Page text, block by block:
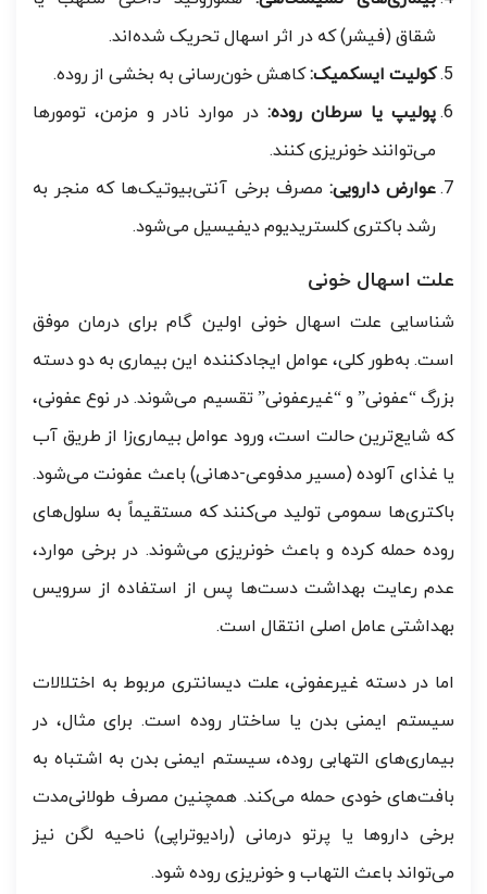
شقاق (فیشر) که در اثر اسهال تحریک شده‌اند.
کولیت ایسکمیک:کاهش خون‌رسانی به بخشی از روده.
پولیپ یا سرطان روده: در موارد نادر و مزمن، تومورها
می‌توانند خونریزی کنند.
عوارض دارویی: مصرف برخی آنتی‌بیوتیک‌ها که منجر به
رشد باکتری کلستریدیوم دیفیسیل می‌شود.
علت اسهال خونی
شناسایی علت اسهال خونی اولین گام برای درمان موفق
است. به‌طور کلی، عوامل ایجادکننده این بیماری به دو دسته
بزرگ “عفونی” و “غیرعفونی” تقسیم می‌شوند. در نوع عفونی،
که شایع‌ترین حالت است، ورود عوامل بیماری‌زا از طریق آب
یا غذای آلوده (مسیر مدفوعی-دهانی) باعث عفونت می‌شود.
باکتری‌ها سمومی تولید می‌کنند که مستقیماً به سلول‌های
روده حمله کرده و باعث خونریزی می‌شوند. در برخی موارد،
عدم رعایت بهداشت دست‌ها پس از استفاده از سرویس
بهداشتی عامل اصلی انتقال است.
اما در دسته غیرعفونی، علت دیسانتری مربوط به اختلالات
سیستم ایمنی بدن یا ساختار روده است. برای مثال، در
بیماری‌های التهابی روده، سیستم ایمنی بدن به اشتباه به
بافت‌های خودی حمله می‌کند. همچنین مصرف طولانی‌مدت
برخی داروها یا پرتو درمانی (رادیوتراپی) ناحیه لگن نیز
می‌تواند باعث التهاب و خونریزی روده شود.